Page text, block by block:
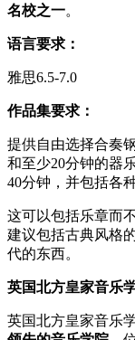
名校之一。
语言要求：
雅思6.5-7.0
作品集要求：
提供自由选择合奏
和至少20分钟的器
40分钟，并包括各
这可以包括乐章而
建议包括古典风格
代的东西。
英国北方皇家音乐
英国北方皇家音乐